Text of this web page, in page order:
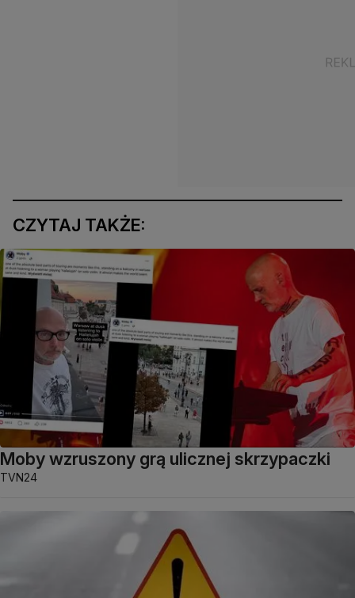
CZYTAJ TAKŻE:
Moby wzruszony grą ulicznej skrzypaczki
TVN24